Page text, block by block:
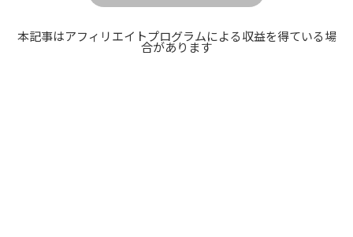
本記事はアフィリエイトプログラムによる収益を得ている場
合があります